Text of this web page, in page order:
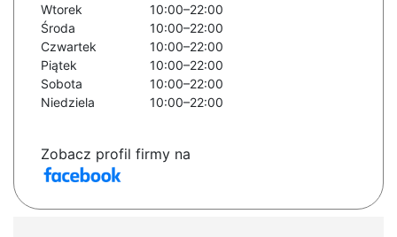
Wtorek
10:00–22:00
Środa
10:00–22:00
Czwartek
10:00–22:00
Piątek
10:00–22:00
Sobota
10:00–22:00
Niedziela
10:00–22:00
Zobacz profil firmy na